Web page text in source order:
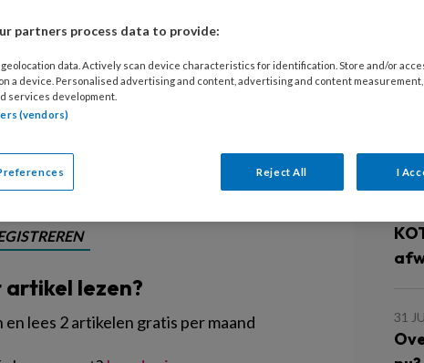
Van Wessum op het
aan de deelnemende
aan het leren van
lezen?
lees 2 artikelen gratis per maand
3
31
partners process data to provide:
data. Actively scan device characteristics for identification. Store and/or
a device. Personalised advertising and content, advertising and content
services development.
(vendors)
Reject All I